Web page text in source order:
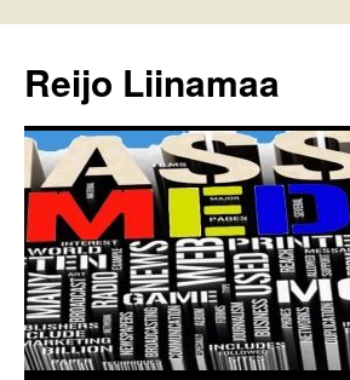
Reijo Liinamaa